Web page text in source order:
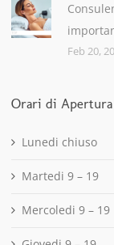
Feb 20,
Orari di Apertura
Lunedi chiuso
Martedi 9 – 19
Mercoledi 9 – 19